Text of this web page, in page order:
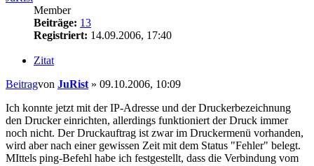
Member
Beiträge: 13
Registriert: 14.09.2006, 17:40
Zitat
Beitragvon JuRist » 09.10.2006, 10:09
Ich konnte jetzt mit der IP-Adresse und der Druckerbezeichnung
den Drucker einrichten, allerdings funktioniert der Druck immer
noch nicht. Der Druckauftrag ist zwar im Druckermenü vorhanden,
wird aber nach einer gewissen Zeit mit dem Status "Fehler" belegt.
MIttels ping-Befehl habe ich festgestellt, dass die Verbindung vom